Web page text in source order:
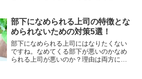
う。仕事をしない上司について大きく7つ
の特徴を紹介します。
部下になめられる上司の特徴とな
められないための対策5選！
部下になめられる上司にはなりたくない
ですね。なめてくる部下が悪いのかなめ
られる上司が悪いのか？理由は両方にあ